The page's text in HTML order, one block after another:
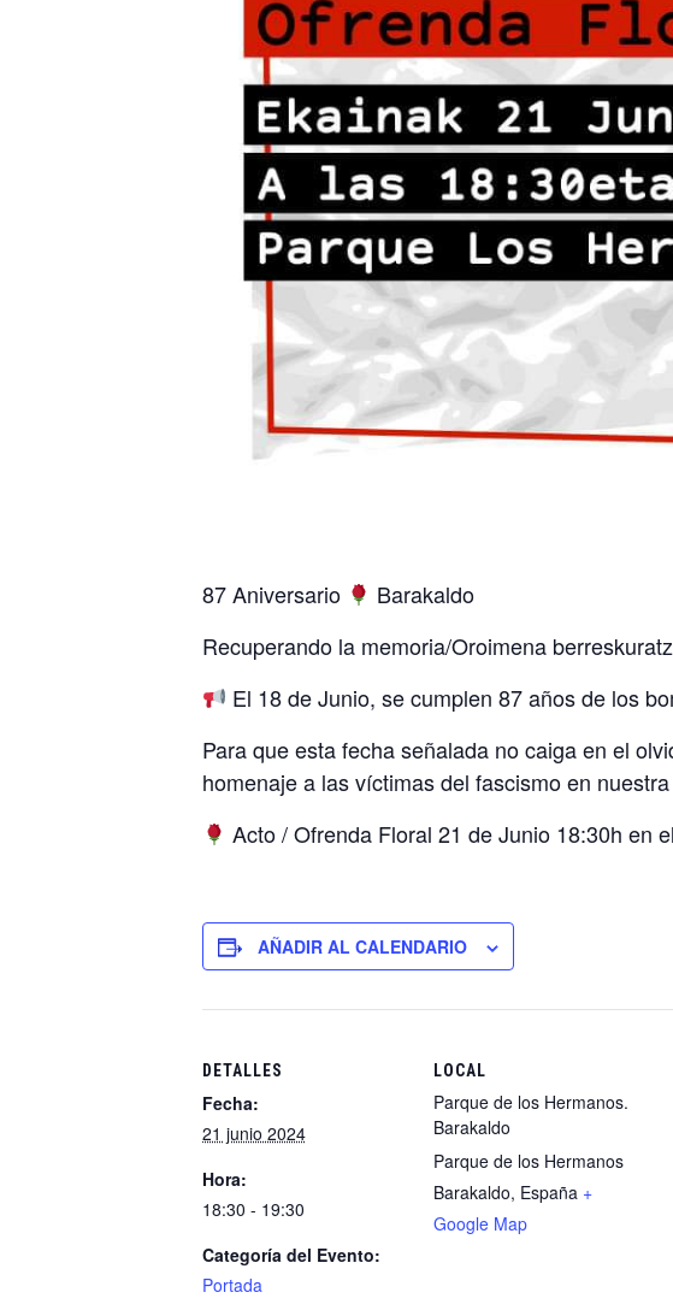
87 Aniversario
Barakaldo
Recuperando la memoria/Oroimena
El 18 de Junio, se cumplen 87 años de los
Para que esta fecha señalada no caiga en el
homenaje a las víctimas del fascismo en
Acto / Ofrenda Floral 21 de Junio 18:30h en
AÑADIR AL CALENDARIO
DETALLES
Fecha:
21 junio 2024
Hora:
18:30 - 19:30
Categoría del Evento:
Portada
LOCAL
Parque de los Hermanos.
Barakaldo
Parque de los Hermanos
Barakaldo, España +
Google Map